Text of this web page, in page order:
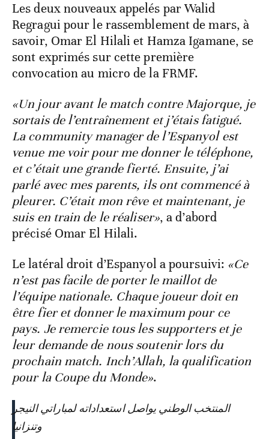
Les deux nouveaux appelés par Walid
Regragui pour le rassemblement de mars, à
savoir, Omar El Hilali et Hamza Igamane, se
sont exprimés sur cette première
convocation au micro de la FRMF.
«Un jour avant le match contre Majorque, je
sortais de l’entraînement et j’étais fatigué.
La community manager de l’Espanyol est
venue me voir pour me donner le téléphone,
et c’était une grande fierté. Ensuite, j’ai
parlé avec mes parents, ils ont commencé à
pleurer. C’était mon rêve et maintenant, je
suis en train de le réaliser», a d’abord
précisé Omar El Hilali.
Le latéral droit d’Espanyol a poursuivi: «Ce
n’est pas facile de porter le maillot de
l’équipe nationale. Chaque joueur doit en
être fier et donner le maximum pour ce
pays. Je remercie tous les supporters et je
leur demande de nous soutenir lors du
prochain match. Inch’Allah, la qualification
pour la Coupe du Monde».
المنتخب الوطني يواصل استعداداته لمباراتي النيجر
وتنزانيا